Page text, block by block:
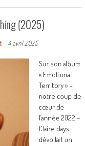
(2025)
- 4 avril 2025
Sur son album
« Emotional
Territory » –
notre coup de
cœur de
l’année 2022 –
Claire days
dévoilait un